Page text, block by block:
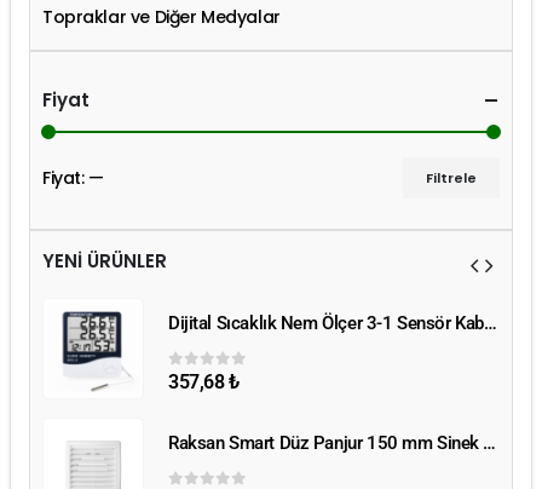
Topraklar ve Diğer Medyalar
Fiyat
Filtrele
Fiyat: —
YENİ ÜRÜNLER
Dijital Sıcaklık Nem Ölçer 3-1 Sensör Kablolu
05 üzerinden
357,68₺
Raksan Smart Düz Panjur 150 mm Sinek Telli